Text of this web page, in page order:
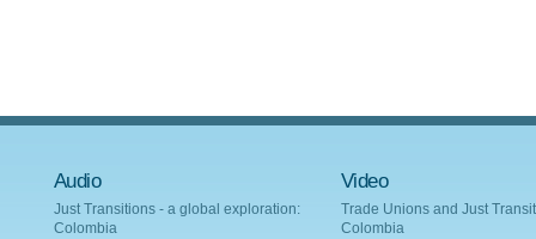
Audio
Just Transitions - a global exploration:
Colombia
Video
Trade Unions and Just
Colombia